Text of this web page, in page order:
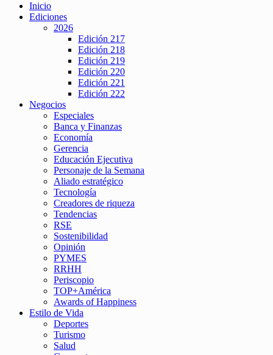
Inicio
Ediciones
2026
Edición 217
Edición 218
Edición 219
Edición 220
Edición 221
Edición 222
Negocios
Especiales
Banca y Finanzas
Economía
Gerencia
Educación Ejecutiva
Personaje de la Semana
Aliado estratégico
Tecnología
Creadores de riqueza
Tendencias
RSE
Sostenibilidad
Opinión
PYMES
RRHH
Periscopio
TOP+América
Awards of Happiness
Estilo de Vida
Deportes
Turismo
Salud